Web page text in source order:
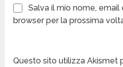
Salva il mio nome,
browser per la prossima
Questo sito utilizza Akismet